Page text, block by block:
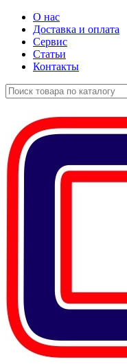
О нас
Доставка и оплата
Сервис
Статьи
Контакты